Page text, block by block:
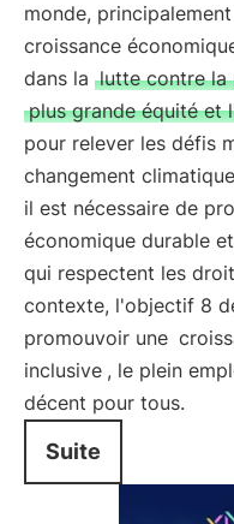
monde,
croissance
dans la lutte contre la
plus grande équité et
pour relever les défis
changement
il est nécessaire de
économique durable
qui respectent les
contexte, l'objectif 8
promouvoir une
inclusive , le plein
décent pour tous.
Suite